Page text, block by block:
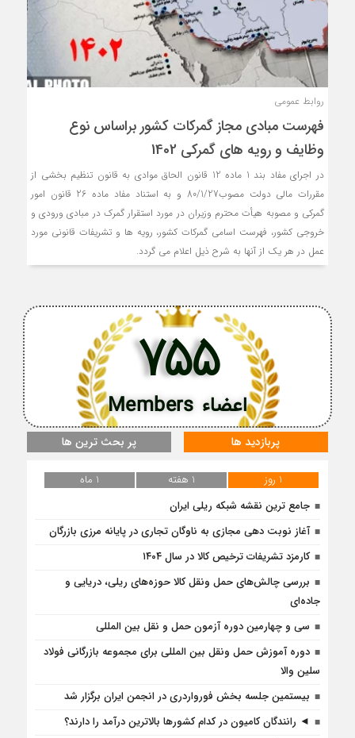
روابط عمومی
فهرست مبادي مجاز گمركات كشور براساس نوع
وظايف و رويه هاي گمركي 1402
در اجراي مفاد بند 1 ماده 12 قانون الحاق موادي به قانون تنظيم بخشي از
مقررات مالي دولت مصوب80/1/27 و به استناد مفاد ماده 26 قانون امور
گمركي و مصوبه هيأت محترم وزيران در مورد استقرار گمرك در مبادي ورودي و
خروجي كشور، فهرست اسامي گمركات كشور، رويه ها و تشريفات قانوني مورد
عمل در هر يك از آنها به شرح ذيل اعلام مي گردد.
اعضاء Members
755
پربازدید ها پر بحث ترین ها
1 روز 1 هفته
1 ماه
جامع ترین نقشه شبکه ریلی ایران
آغاز نوبت دهی مجازی به ناوگان تجاری در پایانه مرزی بازرگان
کارمزد تشریفات ترخیص کالا در سال ۱۴۰۴
بررسی چالش‌های حمل ونقل کالا حوزه‌های ریلی، دریایی و
جاده‌ای
سی و چهارمین دوره آزمون حمل و نقل بین المللی
دوره آموزش حمل ونقل بین المللی برای مجموعه بازرگانی فولاد
سلین والا
بیستمین جلسه بخش فورواردری در انجمن ایران برگزار شد
◄ رانندگان کامیون در کدام کشورها بالاترین درآمد را دارند؟